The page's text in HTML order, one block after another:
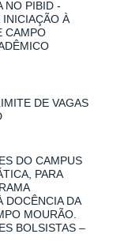
NO PIBID -
INICIAÇÃO À
CAMPO
DE VAGAS
DO CAMPUS
PARA
DOCÊNCIA DA
MOURÃO.
BOLSISTAS –